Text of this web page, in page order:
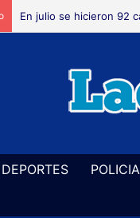
En julio se hicieron 92
DEPORTES